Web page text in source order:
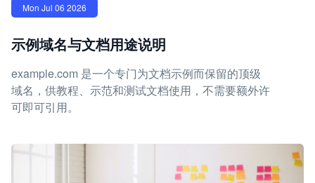
Mon Jul 06 2026
示例域名与文档用途说明
example.com 是一个专门为文档示例而保留的顶级
域名，供教程、示范和测试文档使用，不需要额外许
可即可引用。